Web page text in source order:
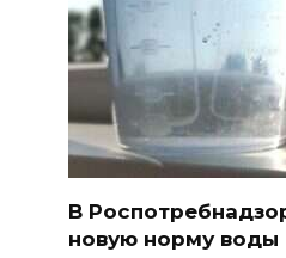
В
новую норму воды